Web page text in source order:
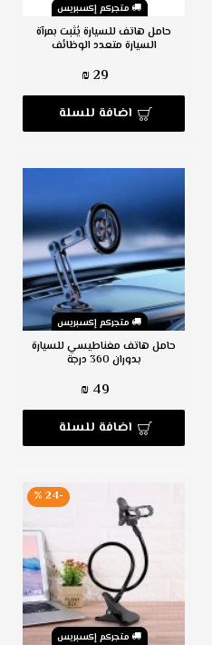
متجركم إكسبريس
حامل هاتف للسيارة يُثبت بمرآة
السيارة متعدد الوظائف
29 ₪
اضافة للسلة
متجركم إكسبريس
حامل هاتف مغناطيسي للسيارة
بدوران 360 درجة
49 ₪
اضافة للسلة
متجركم إكسبريس
-24 %